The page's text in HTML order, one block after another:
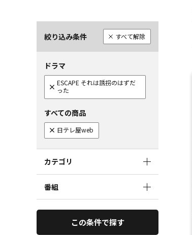
絞り込み条件 すべて解除
ドラマ
ESCAPE それは誘拐のはずだ
った
すべての商品
日テレ屋web
カテゴリ
番組
この条件で探す